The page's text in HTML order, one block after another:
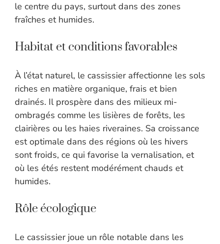
le centre du pays, surtout dans des zones
fraîches et humides.
Habitat et conditions favorables
À l’état naturel, le cassissier affectionne les sols
riches en matière organique, frais et bien
drainés. Il prospère dans des milieux mi-
ombragés comme les lisières de forêts, les
clairières ou les haies riveraines. Sa croissance
est optimale dans des régions où les hivers
sont froids, ce qui favorise la vernalisation, et
où les étés restent modérément chauds et
humides.
Rôle écologique
Le cassissier joue un rôle notable dans les